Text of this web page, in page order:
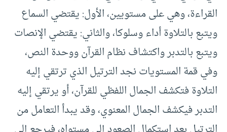
القراءة، وهي على مستويين، الأول: يقتضي السماع
ويتبع بالتلاوة أداء وسلوكا، والثاني: يقتضي الإنصات
ويتبع بالتدبر واكتشاف نظام القرآن ووحدة النص،
وفي قمة المستويات نجد الترتيل الذي ترتقي إليه
التلاوة فتكشف الجمال اللفظي للقرآن، أو يرتقي إليه
التدبر فيكشف الجمال المعنوي، وقد يبدأ التعامل من